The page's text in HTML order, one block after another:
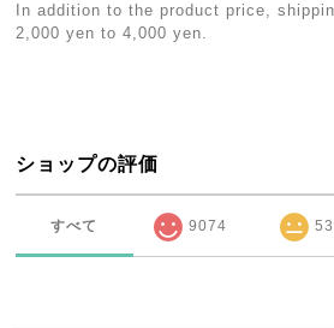
In addition to the product price,
2,000 yen to 4,000 yen.
ショップの評価
すべて 9074 53